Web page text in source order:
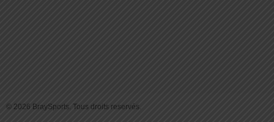
© 2026 BraySports. Tous droits reservés.